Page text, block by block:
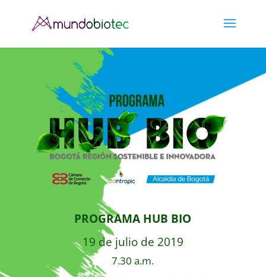
PROGRAMA HUB BIO
19 de julio de 2019
7.30 a.m.